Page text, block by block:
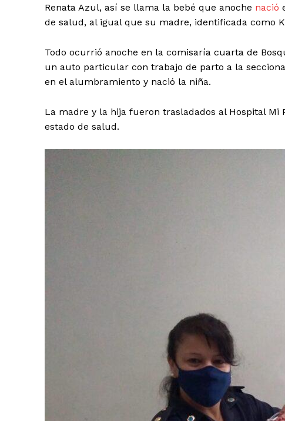
Renata Azul, así se llama la bebé que anoche nació
de salud, al igual que su madre, identificada como
Todo ocurrió anoche en la comisaría cuarta de
un auto particular con trabajo de parto a la
en el alumbramiento y nació la niña.
La madre y la hija fueron trasladados al Hospital
estado de salud.